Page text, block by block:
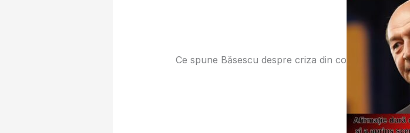
Ce spune Băsescu despre criza din co